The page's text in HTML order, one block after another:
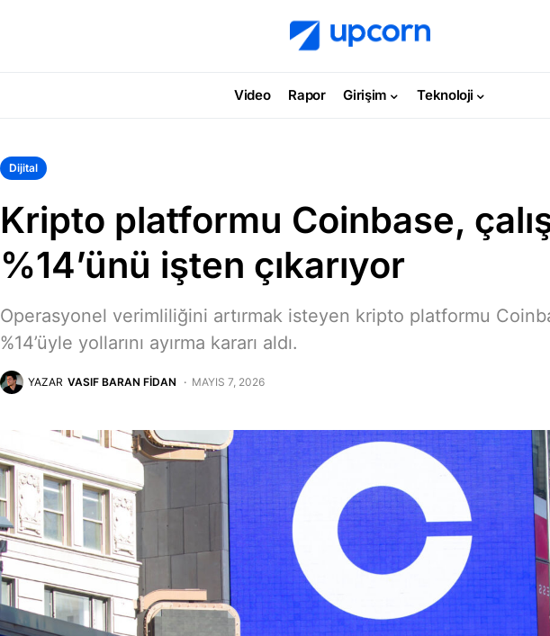
Video Rapor Girişim Teknoloji
Dijital
Kripto platformu Coinbase,
%14’ünü işten çıkarıyor
Operasyonel verimliliğini artırmak isteyen kripto platformu
%14’üyle yollarını ayırma kararı aldı.
YAZAR VASIF BARAN FIDAN MAYIS 7, 2026